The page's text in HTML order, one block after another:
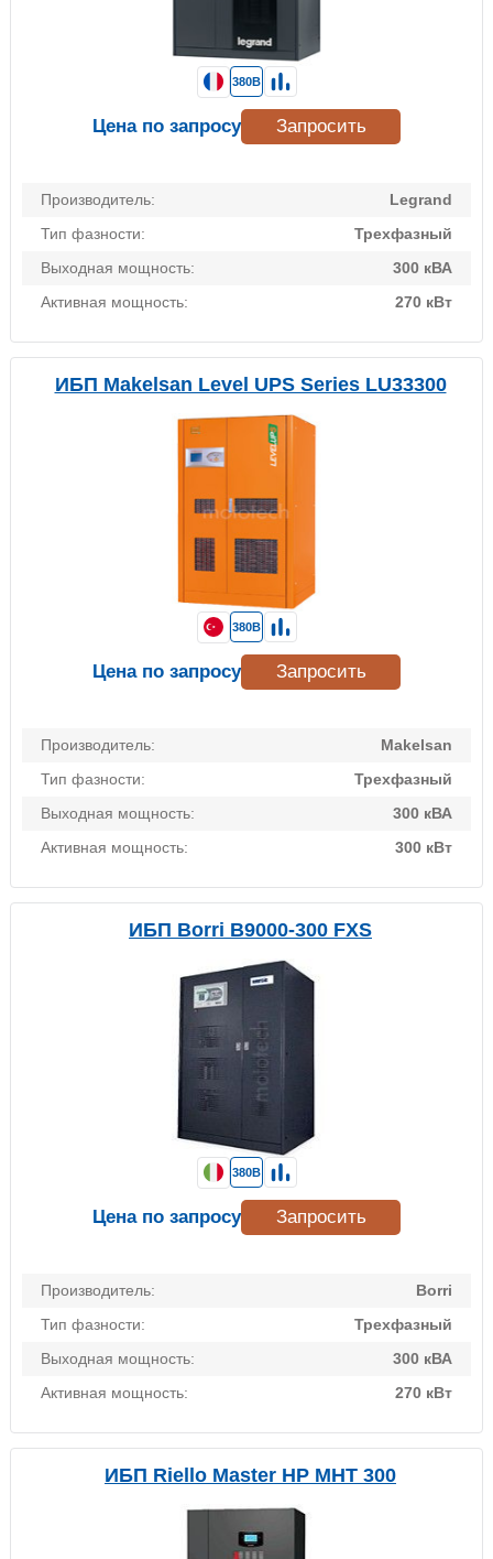
Производитель:
Legrand
Тип фазности:
Трехфазный
Выходная мощность:
300 кВА
Активная мощность:
270 кВт
380В
Цена по запросу Запросить
ИБП Makelsan Level UPS Series LU33300
Производитель:
Makelsan
Тип фазности:
Трехфазный
Выходная мощность:
300 кВА
Активная мощность:
300 кВт
380В
Цена по запросу Запросить
ИБП Borri B9000-300 FXS
Производитель:
Borri
Тип фазности:
Трехфазный
Выходная мощность:
300 кВА
Активная мощность:
270 кВт
380В
Цена по запросу Запросить
ИБП Riello Master HP MHT 300